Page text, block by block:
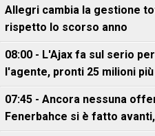
Allegri cambia la gestione
rispetto lo scorso anno
08:00 - L'Ajax fa sul serio
l'agente, pronti 25 milioni
07:45 - Ancora nessuna
Fenerbahce si è fatto